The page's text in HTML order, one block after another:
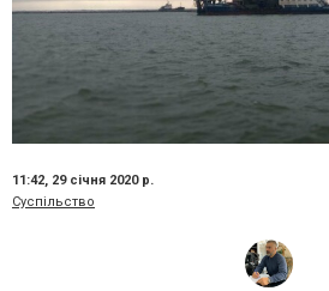
11:42, 29 січня 2020 р.
Суспільство